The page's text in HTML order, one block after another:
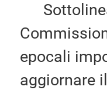
epocali
aggiornare